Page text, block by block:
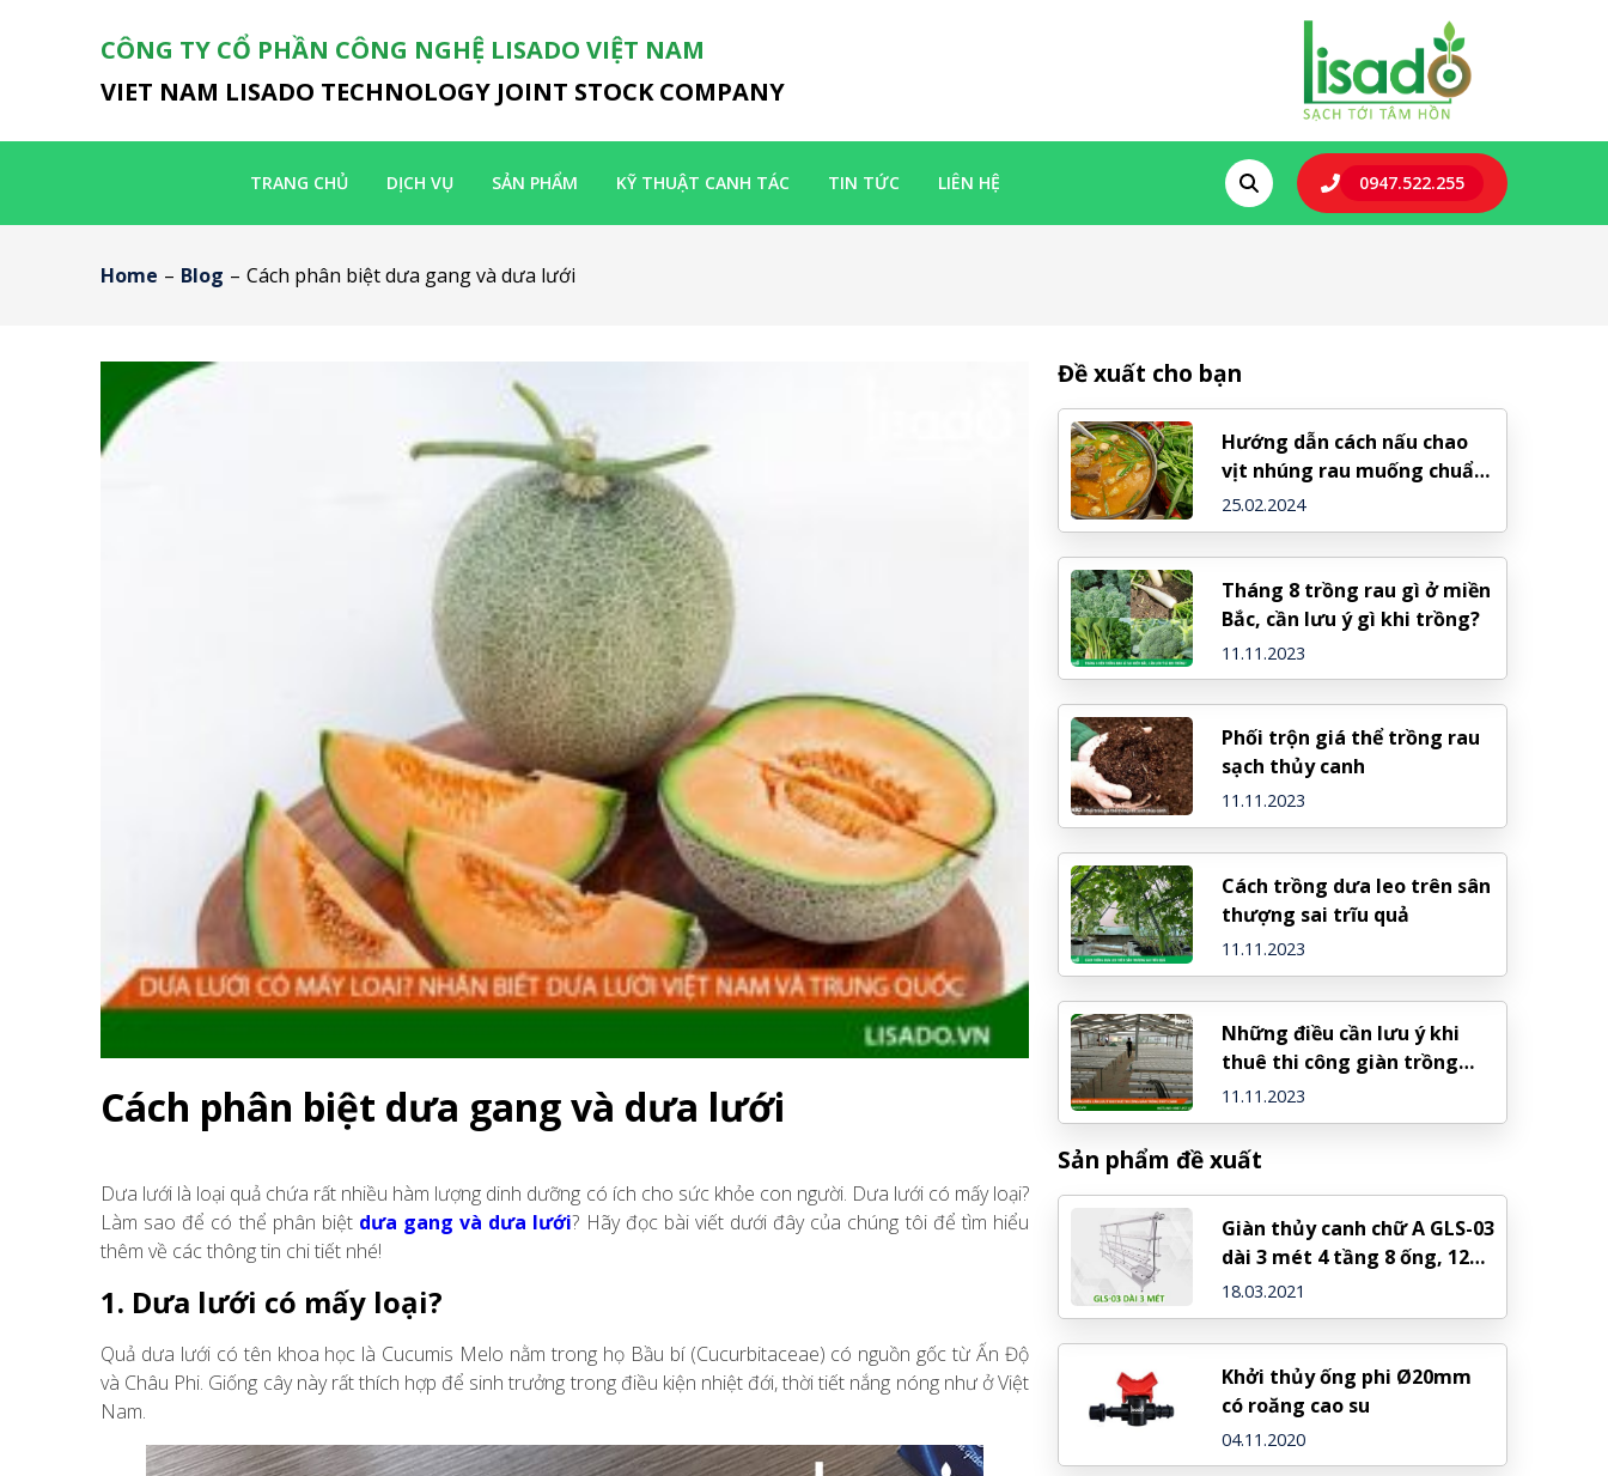
CÔNG TY CỔ PHẦN CÔNG NGHỆ LISADO VIỆT NAM
VIET NAM LISADO TECHNOLOGY JOINT STOCK COMPANY
TRANG CHỦ DỊCH VỤ SẢN PHẨM KỸ THUẬT CANH TÁC TIN TỨC LIÊN HỆ 0947.522.255
Home – Blog – Cách phân biệt dưa gang và dưa lưới
Cách phân biệt dưa gang và dưa lưới
Dưa lưới là loại quả chứa rất nhiều hàm lượng dinh dưỡng có ích cho sức khỏe con người. Dưa lưới có mấy loại?
Làm sao để có thể phân biệt dưa gang và dưa lưới? Hãy đọc bài viết dưới đây của chúng tôi để tìm hiểu
thêm về các thông tin chi tiết nhé!
1. Dưa lưới có mấy loại?
Quả dưa lưới có tên khoa học là Cucumis Melo nằm trong họ Bầu bí (Cucurbitaceae) có nguồn gốc từ Ấn Độ
và Châu Phi. Giống cây này rất thích hợp để sinh trưởng trong điều kiện nhiệt đới, thời tiết nắng nóng như ở Việt
Nam.
Đề xuất cho bạn
Hướng dẫn cách nấu chao
vịt nhúng rau muống chuẩn
vị
25.02.2024
Tháng 8 trồng rau gì ở miền
Bắc, cần lưu ý gì khi trồng?
11.11.2023
Phối trộn giá thể trồng rau
sạch thủy canh
11.11.2023
Cách trồng dưa leo trên sân
thượng sai trĩu quả
11.11.2023
Những điều cần lưu ý khi
thuê thi công giàn trồng
thủy canh
11.11.2023
Sản phẩm đề xuất
Giàn thủy canh chữ A GLS-03
dài 3 mét 4 tầng 8 ống, 128
rọ trồng
18.03.2021
Khởi thủy ống phi Ø20mm
có roăng cao su
04.11.2020